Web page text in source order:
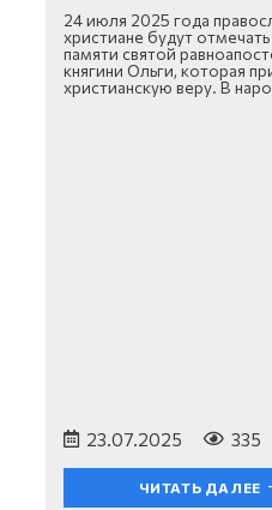
24 июля 2025 года
христиане будут отмечать
памяти святой
княгини Ольги, которая
христианскую веру. В
23.07.2025 335
ЧИТАТЬ ДАЛЕЕ